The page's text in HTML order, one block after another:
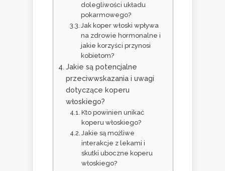
dolegliwości układu
pokarmowego?
Jak koper włoski wpływa
na zdrowie hormonalne i
jakie korzyści przynosi
kobietom?
Jakie są potencjalne
przeciwwskazania i uwagi
dotyczące koperu
włoskiego?
Kto powinien unikać
koperu włoskiego?
Jakie są możliwe
interakcje z lekami i
skutki uboczne koperu
włoskiego?